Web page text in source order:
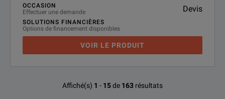
OCCASION
Effectuer une demande
Devis
SOLUTIONS FINANCIÈRES
Options de financement disponibles
VOIR LE PRODUIT
Affiché(s) 1 - 15de 163 résultats